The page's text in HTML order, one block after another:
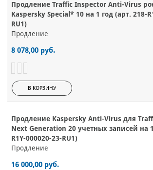
Продление Traffic Inspector Anti-Virus
Kaspersky Special* 10 на 1 год (арт. 218-
RU1)
Продление
8 078,00 руб.
В КОРЗИНУ
Продление Kaspersky Anti-Virus для
Next Generation 20 учетных записей на
R1Y-000020-23-RU1)
Продление
16 000,00 руб.